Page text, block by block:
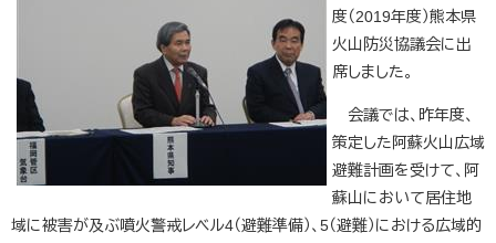
度（2019年度）熊本県
火山防災協議会に出
席しました。
会議では、昨年度、
策定した阿蘇火山広域
避難計画を受けて、阿
蘇山において居住地
域に被害が及ぶ噴火警戒レベル4（避難準備）、5（避難）における広域的